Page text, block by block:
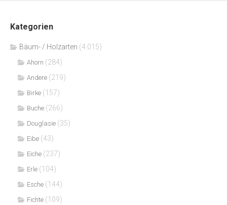
Kategorien
Bäum- / Holzarten (4.015)
Ahorn (284)
Andere (219)
Birke (157)
Buche (266)
Douglasie (35)
Eibe (43)
Eiche (237)
Erle (104)
Esche (144)
Fichte (109)